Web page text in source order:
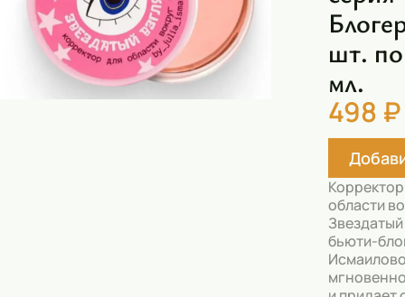
Гели
Восковые полоски
Кремы
шт.
мл.
498 ₽
области
бьюти-